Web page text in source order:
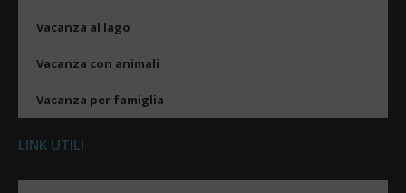
Vacanza al lago
Vacanza con animali
Vacanza per famiglia
LINK UTILI